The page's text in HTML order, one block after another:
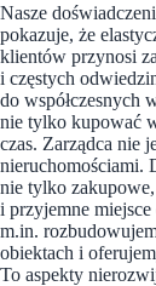
Nasze
pokazuje, że
klientów przynosi
i częstych
do współczesnych
nie tylko kupować
czas. Zarządca nie
nieruchomościami.
nie tylko
i przyjemne miejsce
m.in.
obiektach i
To aspekty